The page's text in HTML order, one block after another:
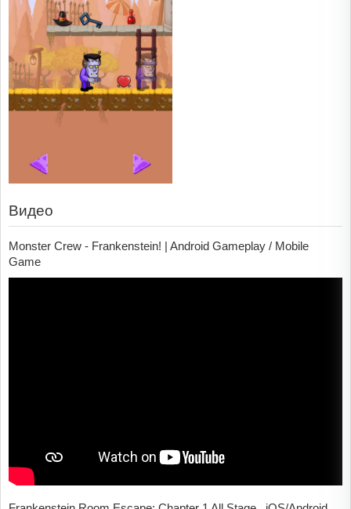
Видео
Monster Crew - Frankenstein! | Android Gameplay / Mobile
Game